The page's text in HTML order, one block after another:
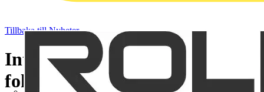
Tillbaka till Nyheter
Intelligent gatubelysning i
fokus på Elfack